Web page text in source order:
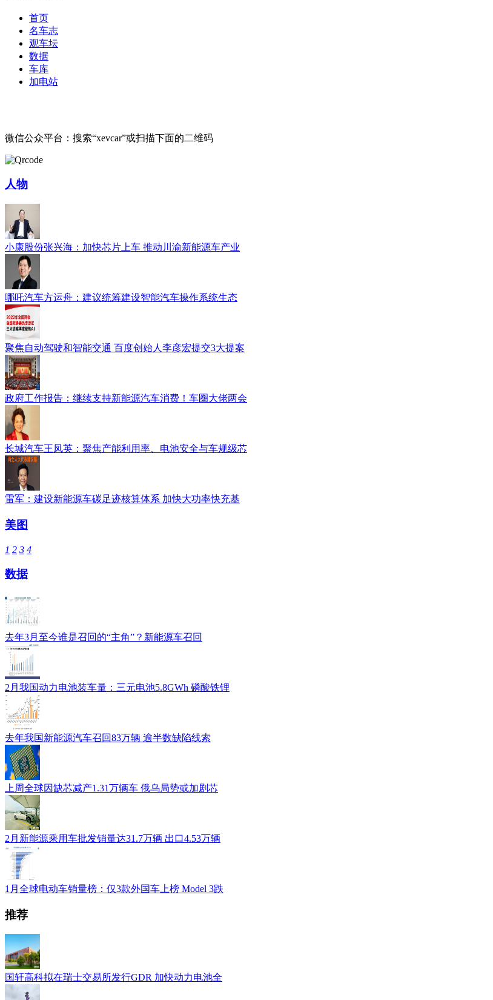
首页
名车志
观车坛
数据
车库
加电站
微信公众平台：搜索“xevcar”或扫描下面的二维码
人物
小康股份张兴海：加快芯片上车 推动川渝新能源车产业
哪吒汽车方运舟：建议统筹建设智能汽车操作系统生态
聚焦自动驾驶和智能交通 百度创始人李彦宏提交3大提案
政府工作报告：继续支持新能源汽车消费！车圈大佬两会
长城汽车王凤英：聚焦产能利用率、电池安全与车规级芯
雷军：建设新能源车碳足迹核算体系 加快大功率快充基
美图
1 2 3 4
数据
去年3月至今谁是召回的“主角”？新能源车召回
2月我国动力电池装车量：三元电池5.8GWh 磷酸铁锂
去年我国新能源汽车召回83万辆 逾半数缺陷线索
上周全球因缺芯减产1.31万辆车 俄乌局势或加剧芯
2月新能源乘用车批发销量达31.7万辆 出口4.53万辆
1月全球电动车销量榜：仅3款外国车上榜 Model 3跌
推荐
国轩高科拟在瑞士交易所发行GDR 加快动力电池全